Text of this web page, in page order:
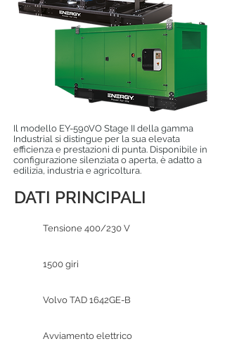
Il modello EY-590VO Stage II della gamma
Industrial si distingue per la sua elevata
efficienza e prestazioni di punta. Disponibile in
configurazione silenziata o aperta, è adatto a
edilizia, industria e agricoltura.
DATI PRINCIPALI
Tensione 400/230 V
1500 giri
Volvo TAD 1642GE-B
Avviamento elettrico